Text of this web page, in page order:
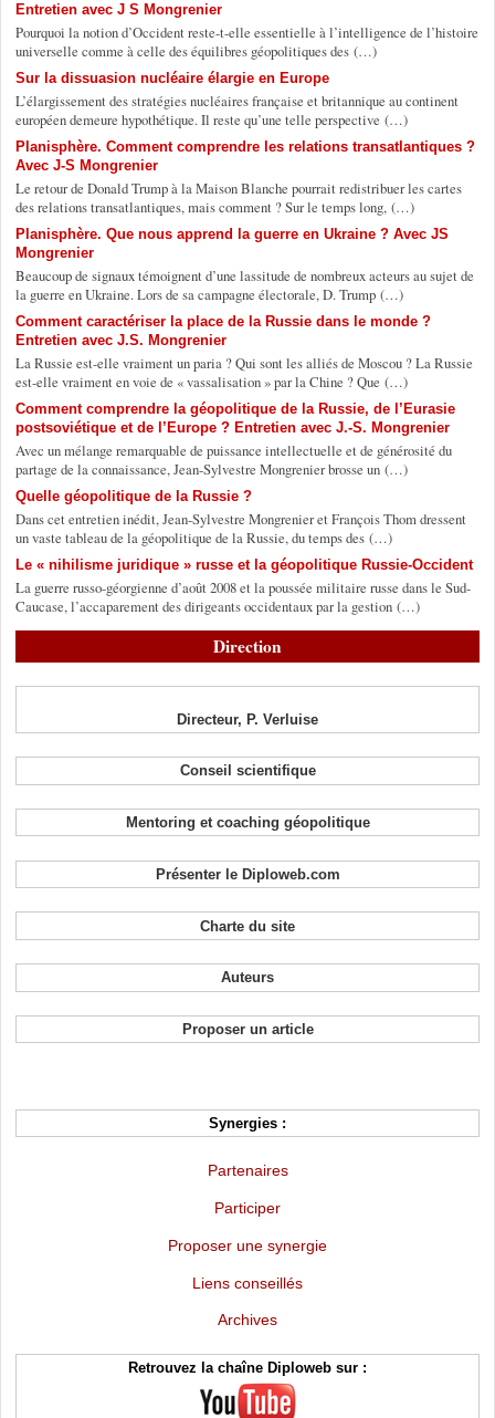
Entretien avec J S Mongrenier
Pourquoi la notion d’Occident reste-t-elle essentielle à l’intelligence de l’histoire
universelle comme à celle des équilibres géopolitiques des (…)
Sur la dissuasion nucléaire élargie en Europe
L’élargissement des stratégies nucléaires française et britannique au continent
européen demeure hypothétique. Il reste qu’une telle perspective (…)
Planisphère. Comment comprendre les relations transatlantiques ?
Avec J-S Mongrenier
Le retour de Donald Trump à la Maison Blanche pourrait redistribuer les cartes
des relations transatlantiques, mais comment ? Sur le temps long, (…)
Planisphère. Que nous apprend la guerre en Ukraine ? Avec JS
Mongrenier
Beaucoup de signaux témoignent d’une lassitude de nombreux acteurs au sujet de
la guerre en Ukraine. Lors de sa campagne électorale, D. Trump (…)
Comment caractériser la place de la Russie dans le monde ?
Entretien avec J.S. Mongrenier
La Russie est-elle vraiment un paria ? Qui sont les alliés de Moscou ? La Russie
est-elle vraiment en voie de « vassalisation » par la Chine ? Que (…)
Comment comprendre la géopolitique de la Russie, de l’Eurasie
postsoviétique et de l’Europe ? Entretien avec J.-S. Mongrenier
Avec un mélange remarquable de puissance intellectuelle et de générosité du
partage de la connaissance, Jean-Sylvestre Mongrenier brosse un (…)
Quelle géopolitique de la Russie ?
Dans cet entretien inédit, Jean-Sylvestre Mongrenier et François Thom dressent
un vaste tableau de la géopolitique de la Russie, du temps des (…)
Le « nihilisme juridique » russe et la géopolitique Russie-Occident
La guerre russo-géorgienne d’août 2008 et la poussée militaire russe dans le Sud-
Caucase, l’accaparement des dirigeants occidentaux par la gestion (…)
Direction
Directeur, P. Verluise
Conseil scientifique
Mentoring et coaching géopolitique
Présenter le Diploweb.com
Charte du site
Auteurs
Proposer un article
Synergies :
Partenaires
Participer
Proposer une synergie
Liens conseillés
Archives
Retrouvez la chaîne Diploweb sur :